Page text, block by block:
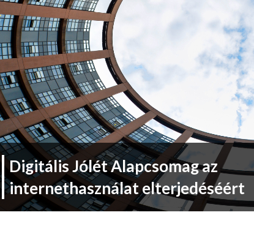
Digitális Jólét Alapcsomag az
internethasználat elterjedéséért